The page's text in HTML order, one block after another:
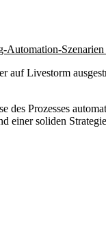
Szenarien
auf Livestorm
des Prozesses
einer soliden